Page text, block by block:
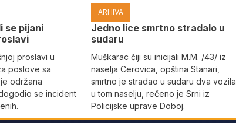
se pijani
proslavi u
poslove sa
održana
se incident
ARHIVA
Јedno lice smrtno stradalo u
sudaru
Muškarac čiji su inicijali M.M. /43/ iz
naselja Cerovica, opština Stanari,
smrtno je stradao u sudaru dva vozila
u tom naselju, rečeno je Srni iz
Policijske uprave Doboj.